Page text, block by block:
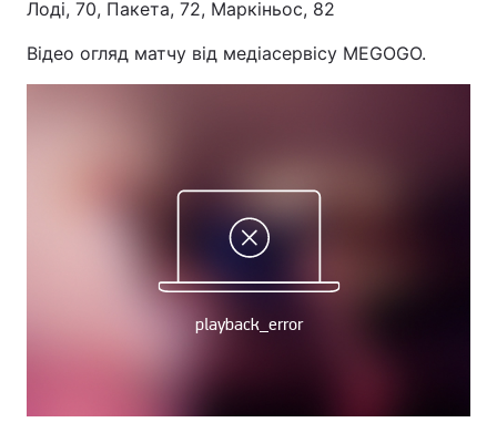
Лоді, 70, Пакета, 72, Маркіньос, 82
Відео огляд матчу від медіасервісу MEGOGO.